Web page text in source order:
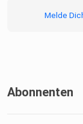
Melde
Abonnenten